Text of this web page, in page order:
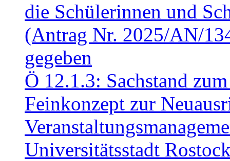
die Schülerinnen und
(Antrag Nr. 2025/AN/
gegeben
Ö 12.1.3: Sachstand
Feinkonzept zur
Universitätsstadt